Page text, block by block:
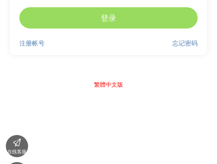
登录
忘记密码
注册帐号
繁體中文版

在线客服